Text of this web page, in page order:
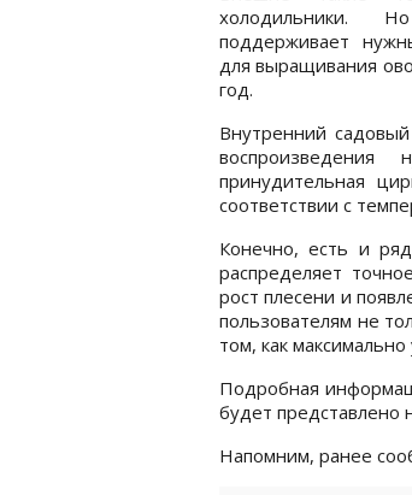
холодильники.
поддерживает
для выращивания
год.
Внутренний
воспроизведения
принудительная
соответствии с
Конечно, есть и
распределяет
рост плесени и
пользователям не
том, как
Подробная
будет представлено
Напомним, ранее